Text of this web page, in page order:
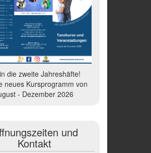
die zweite Jahreshäfte!
neues Kursprogramm von
- Dezember 2026
und
Kontakt